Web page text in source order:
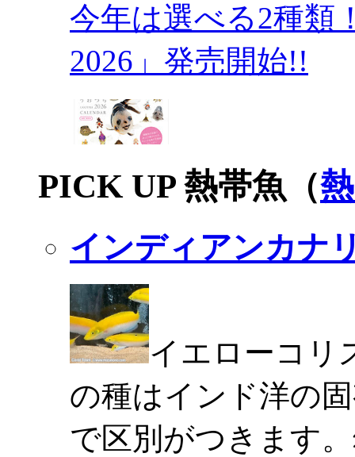
今年は選べる2種類
2026」発売開始!!
PICK UP 熱帯魚（
インディアンカナ
イエローコリ
の種はインド洋の
で区別がつきます